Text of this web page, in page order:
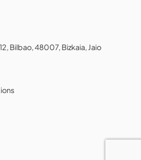
Bilbao, 48007, Bizkaia, Jaio